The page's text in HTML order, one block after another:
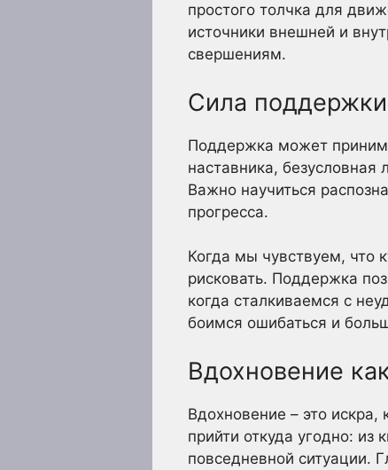
простого толчка для
источники внешней и
свершениям.
Сила
Поддержка может
наставника, безусловная
Важно научиться
прогресса.
Когда мы чувствуем, что
рисковать. Поддержка
когда сталкиваемся с
боимся ошибаться и
Вдохновение
Вдохновение – это
прийти откуда угодно:
повседневной ситуации.